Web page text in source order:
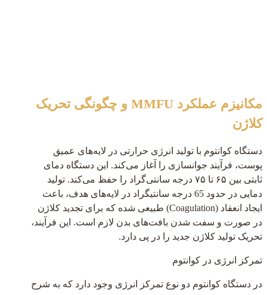
مکانیزم عملکرد MMFU و چگونگی تحریک
کلاژن
دستگاه کوانتوم با تولید انرژی حرارتی در لایه‌های عمیق
پوست، فرآیند جوانسازی را آغاز می‌کند. این دستگاه دمای
ثابتی بین ۶۵ تا ۷۵ درجه سانتی‌گراد را حفظ می‌کند. تولید
دمایی در حدود 65 درجه سانتیگراد در لایه‌های هدف، باعث
ایجاد انعقاد (Coagulation) طبیعی شده که برای تجدید کلاژن
در صورت و سفت شدن بافت‌های بدن لازم است. این فرآیند،
تحریک تولید کلاژن جدید را در پی دارد.
تمرکز انرژی در کوانتوم
در دستگاه کوانتوم دو نوع تمرکز انرژی وجود دارد که به شرح